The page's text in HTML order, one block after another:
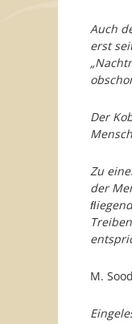
Auch
erst
Der
Zu
der
M.